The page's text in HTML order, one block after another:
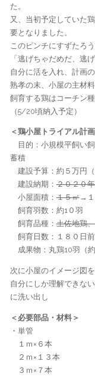
た。
又、当初予定していた
要となりました。
このピンチにすずたろう
「逃げちゃだめだ、逃
自分に活を入れ、計画の
熟孝の末、小屋の主材
飼育する鶏はコーチン
（5/20頃納入予定）
＜鶏小屋トライアル計
目的：小規模平飼い
蓄積
建設予算：約５万円
建設納期：２０２０
小屋面積：１５㎡→１
飼育羽数：約1０羽
飼育品種：土佐地鶏
飼育日数：１８０日前
成果物：丸鶏10羽（約
次に小屋のイメージ図を
自分にしか理解できな
に洗い出し
＜必要部品・材料＞
・単管
１ｍ×６本
２ｍ×１３本
３ｍ×７本